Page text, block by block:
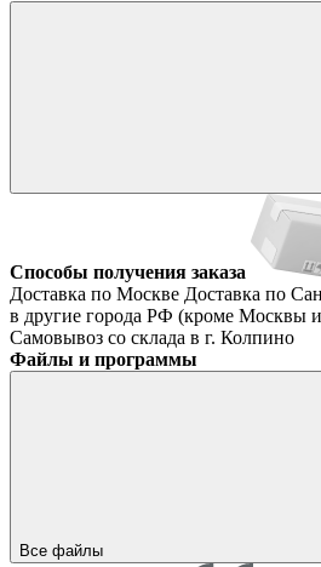
Способы получения заказа
Доставка по Москве Доставка по
в другие города РФ (кроме Москвы
Самовывоз со склада в г. Колпино
Файлы и программы
Все файлы